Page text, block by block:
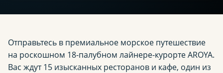
Отправьтесь в премиальное морское путешествие
на роскошном 18-палубном лайнере-курорте AROYA.
Вас ждут 15 изысканных ресторанов и кафе, один из